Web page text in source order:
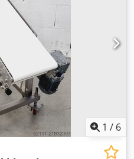
Lámpara LED móvil para la
de la velocidad del husillo
- Mesa de trabajo
de red y enchufe para uso
mediante
con escala - Parada de
CE vigente
1 / 6